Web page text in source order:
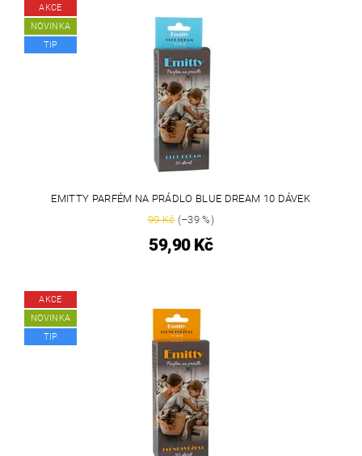
AKCE
NOVINKA
TIP
EMITTY PARFÉM NA PRÁDLO BLUE DREAM 10 DÁVEK
99 Kč(–39 %)
59,90 Kč
AKCE
NOVINKA
TIP